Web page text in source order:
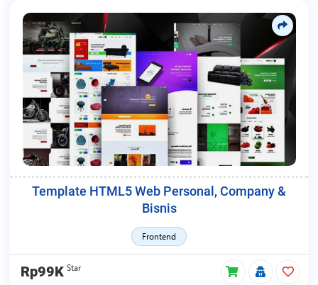
Template HTML5 Web Personal, Company &
Bisnis
Frontend
Rp99K Star